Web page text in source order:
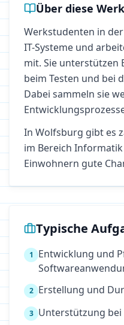
Über diese
Werkstudenten in
IT-Systeme und
mit. Sie unterstützen
beim Testen und bei
Dabei sammeln sie
In Wolfsburg gibt es
im Bereich Informatik
Einwohnern gute
Typische
1
Entwicklung und
2 Erstellung und
3 Unterstützung bei